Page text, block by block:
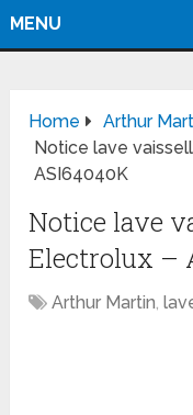
MENU
Home
Arthur
Notice lave
ASI64040K
Notice lave
Electrolux –
Arthur Martin,